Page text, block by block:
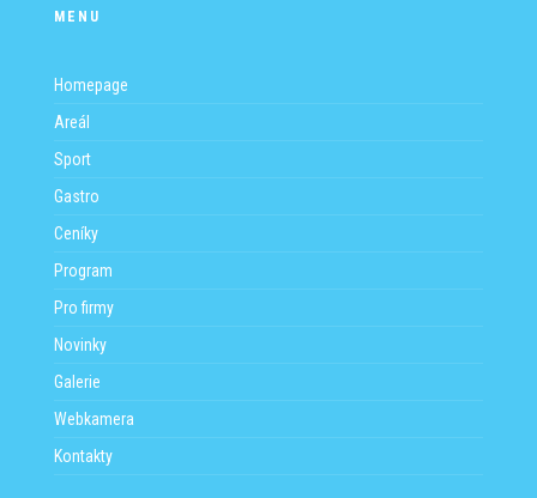
MENU
Homepage
Areál
Sport
Gastro
Ceníky
Program
Pro firmy
Novinky
Galerie
Webkamera
Kontakty